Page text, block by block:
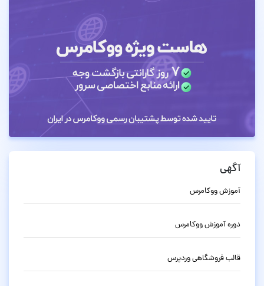
آگهی
آموزش ووکامرس
دوره آموزش ووکامرس
قالب فروشگاهی وردپرس